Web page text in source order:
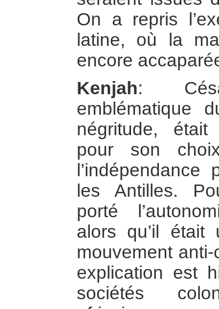
On a repris
latine, où la
encore
Kenjah:
emblématique
négritude, était
pour son
les Antilles.
porté
alors qu’il était
mouvement
explication est
sociétés